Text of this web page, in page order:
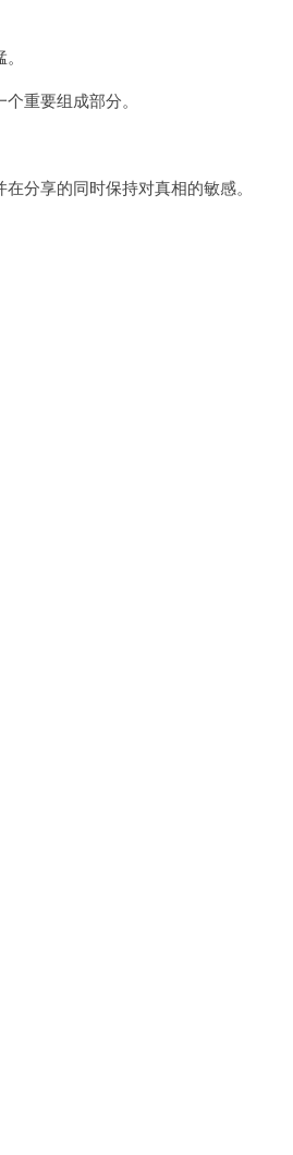
重要组成部分。
分享的同时保持对真相的敏感。